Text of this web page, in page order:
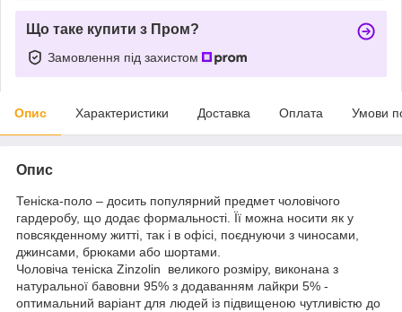
Що таке купити з Пром?
Замовлення під захистом
Опис Характеристики Доставка Оплата Умови
Опис
Теніска-поло – досить популярний предмет чоловічого
гардеробу, що додає формальності. Її можна носити як у
повсякденному житті, так і в офісі, поєднуючи з чиносами,
джинсами, брюками або шортами.
Чоловіча теніска Zinzolin великого розміру, виконана з
натуральної бавовни 95% з додаванням лайкри 5% -
оптимальний варіант для людей із підвищеною чутливістю до